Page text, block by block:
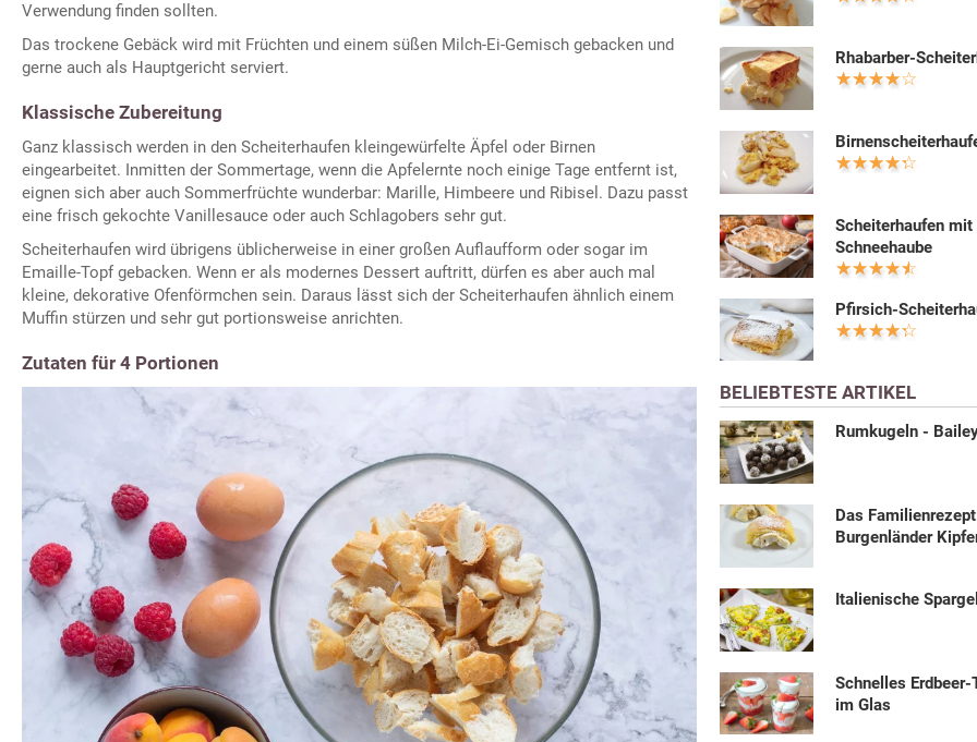
Verwendung finden sollten.
Das trockene Gebäck wird mit Früchten und einem süßen Milch-Ei-Gemisch gebacken und
gerne auch als Hauptgericht serviert.
Klassische Zubereitung
Ganz klassisch werden in den Scheiterhaufen kleingewürfelte Äpfel oder Birnen
eingearbeitet. Inmitten der Sommertage, wenn die Apfelernte noch einige Tage entfernt ist,
eignen sich aber auch Sommerfrüchte wunderbar: Marille, Himbeere und Ribisel. Dazu passt
eine frisch gekochte Vanillesauce oder auch Schlagobers sehr gut.
Scheiterhaufen wird übrigens üblicherweise in einer großen Auflaufform oder sogar im
Emaille-Topf gebacken. Wenn er als modernes Dessert auftritt, dürfen es aber auch mal
kleine, dekorative Ofenförmchen sein. Daraus lässt sich der Scheiterhaufen ähnlich einem
Muffin stürzen und sehr gut portionsweise anrichten.
Zutaten für 4 Portionen
Rhabarber-
Scheiterhaufen mit
Schneehaube
Pfirsich-
BELIEBTESTE ARTIKEL
Rumkugeln -
Das
Burgenländer
Italienische
Schnelles
im Glas